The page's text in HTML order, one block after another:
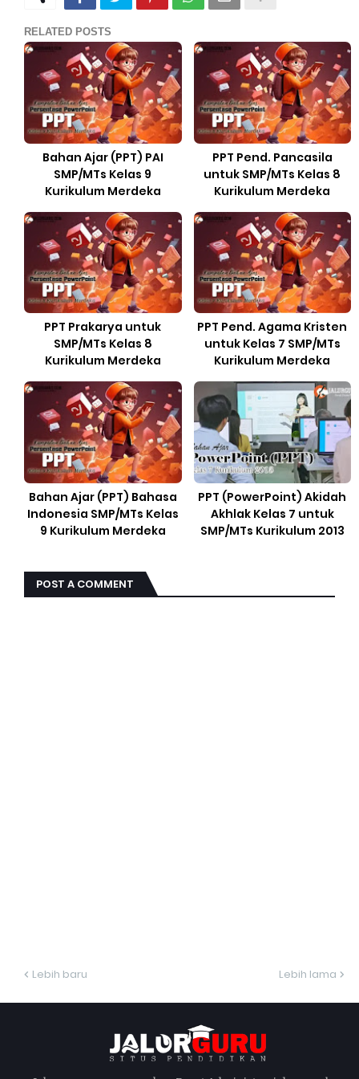
RELATED POSTS
Bahan Ajar (PPT) PAI
SMP/MTs Kelas 9
Kurikulum Merdeka
PPT Pend. Pancasila
untuk SMP/MTs Kelas 8
Kurikulum Merdeka
PPT Prakarya untuk
SMP/MTs Kelas 8
Kurikulum Merdeka
PPT Pend. Agama Kristen
untuk Kelas 7 SMP/MTs
Kurikulum Merdeka
Bahan Ajar (PPT) Bahasa
Indonesia SMP/MTs Kelas
9 Kurikulum Merdeka
PPT (PowerPoint) Akidah
Akhlak Kelas 7 untuk
SMP/MTs Kurikulum 2013
POST A COMMENT
Lebih baru Lebih lama